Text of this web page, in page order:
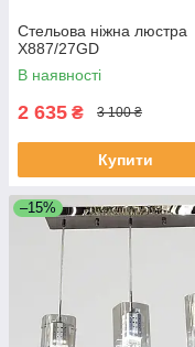
Стельова ніжна люстра
X887/27GD
В наявності
2 635 ₴ 3 100 ₴
Купити
–15%